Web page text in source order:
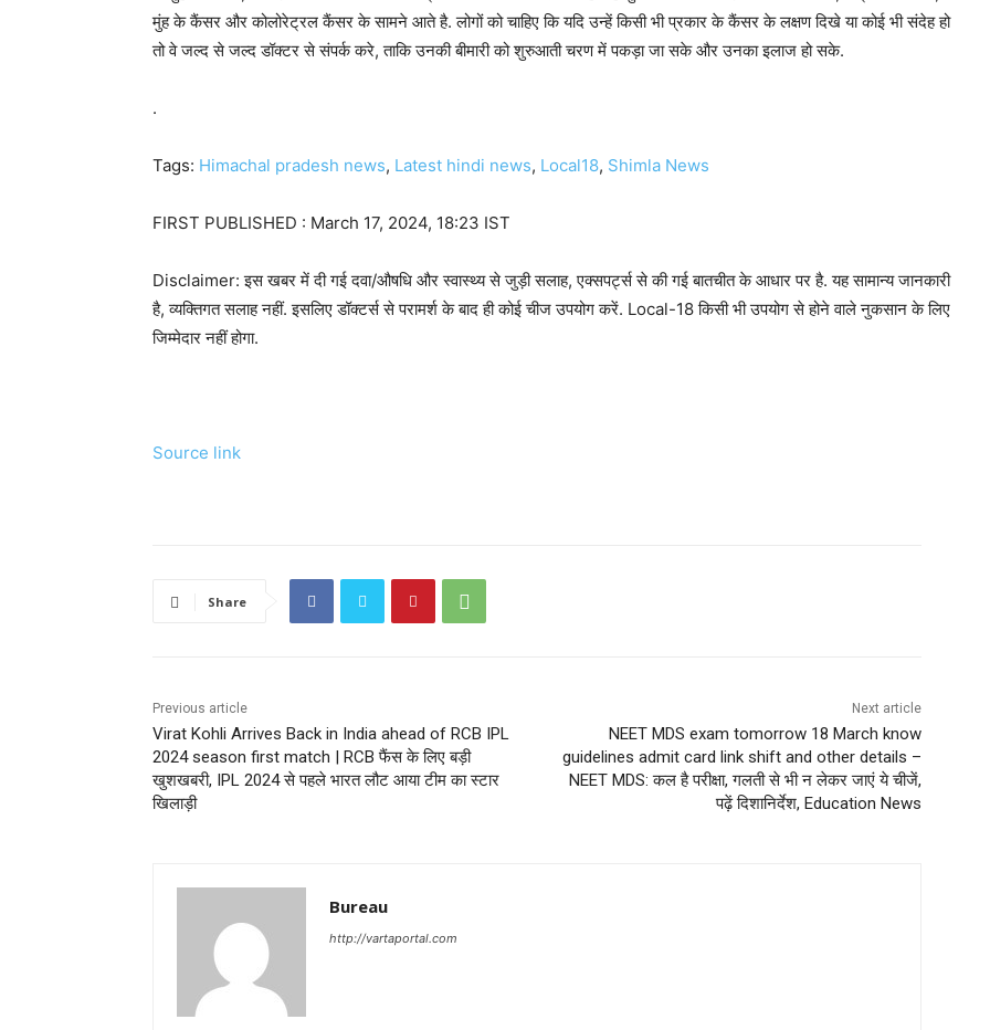
मुंह के कैंसर और कोलोरेट्रल कैंसर के सामने आते है. लोगों को चाहिए कि यदि उन्हें किसी भी प्रकार के कैंसर के लक्षण दिखे या कोई भी संदेह हो
तो वे जल्द से जल्द डॉक्टर से संपर्क करे, ताकि उनकी बीमारी को शुरुआती चरण में पकड़ा जा सके और उनका इलाज हो सके.
.
Tags: Himachal pradesh news, Latest hindi news, Local18, Shimla News
FIRST PUBLISHED : March 17, 2024, 18:23 IST
Disclaimer: इस खबर में दी गई दवा/औषधि और स्वास्थ्य से जुड़ी सलाह, एक्सपर्ट्स से की गई बातचीत के आधार पर है. यह सामान्य जानकारी
है, व्यक्तिगत सलाह नहीं. इसलिए डॉक्टर्स से परामर्श के बाद ही कोई चीज उपयोग करें. Local-18 किसी भी उपयोग से होने वाले नुकसान के लिए
जिम्मेदार नहीं होगा.
Source link
Share
Previous article
Virat Kohli Arrives Back in India ahead of RCB IPL
2024 season first match | RCB फैंस के लिए बड़ी
खुशखबरी, IPL 2024 से पहले भारत लौट आया टीम का स्टार
खिलाड़ी
Next article
NEET MDS exam tomorrow 18 March know
guidelines admit card link shift and other details –
NEET MDS: कल है परीक्षा, गलती से भी न लेकर जाएं ये चीजें,
पढ़ें दिशानिर्देश, Education News
Bureau
http://vartaportal.com